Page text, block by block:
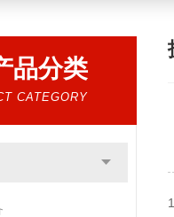
品分类
CATEGORY